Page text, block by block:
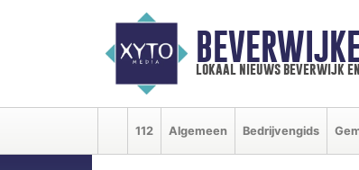
lokaal nieuws beverwijk en
112 Algemeen Bedrijvengids